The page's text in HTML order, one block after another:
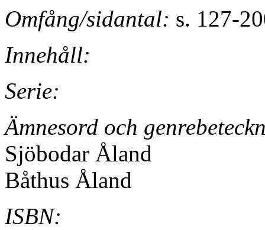
Omfång/sidantal: s. 127-
Innehåll:
Serie:
Ämnesord och
Sjöbodar Åland
Båthus Åland
ISBN: